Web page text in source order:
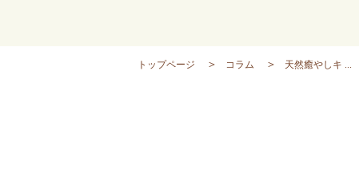
トップページ コラム 天然癒やしキ ...